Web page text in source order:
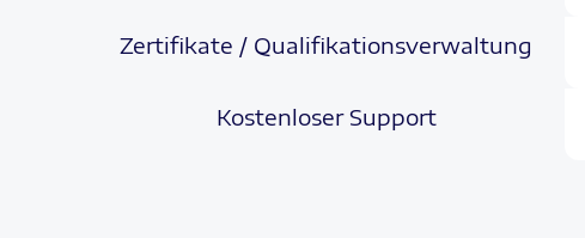
Zertifikate / Qualifikationsverwaltung
Kostenloser Support